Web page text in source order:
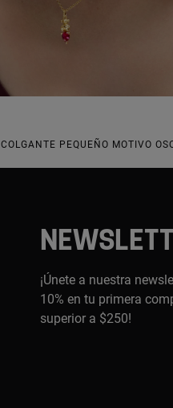
COLGANTE PEQUEÑO MOTIVO
¡Únete a nuestra
10% en tu primera
superior a $250!